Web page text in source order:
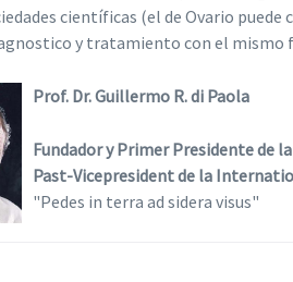
científicas (el de Ovario
y tratamiento con el mismo
Prof. Dr. Guillermo R. di Paola
Fundador y Primer Presidente de la
Past-Vicepresident de la
"Pedes in terra ad sidera visus"